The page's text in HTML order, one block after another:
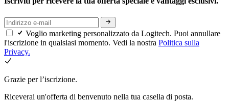
Voglio marketing personalizzato da Logitech. Puoi annullare
l'iscrizione in qualsiasi momento. Vedi la nostra Politica sulla
Privacy.
Grazie per l’iscrizione.
Riceverai un'offerta di benvenuto nella tua casella di posta.